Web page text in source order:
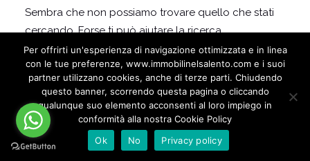
Sembra che non possiamo trovare quello che stati
cercando. Forse ti può aiutare la ricerca.
Per offrirti un'esperienza di navigazione ottimizzata e in linea
con le tue preferenze, www.immobilinelsalento.com e i suoi
partner utilizzano cookies, anche di terze parti. Chiudendo
questo banner, scorrendo questa pagina o cliccando
qualunque suo elemento acconsenti al loro impiego in
conformità alla nostra Cookie Policy
Ok
No Privacy policy